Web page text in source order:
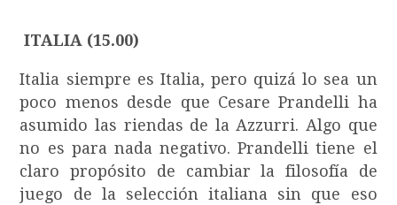
ITALIA (15.00)
Italia siempre es Italia, pero quizá lo sea un
poco menos desde que Cesare Prandelli ha
asumido las riendas de la Azzurri. Algo que
no es para nada negativo. Prandelli tiene el
claro propósito de cambiar la filosofía de
juego de la selección italiana sin que eso